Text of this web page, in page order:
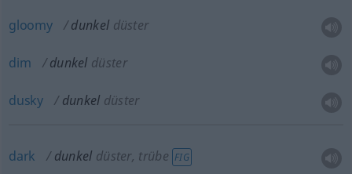
gloomy dunkel düster
dim dunkel düster
dusky dunkel düster
dark dunkel düster, trübe FIG